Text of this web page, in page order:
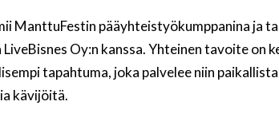
ManttuFestin pääyhteistyökumppanina ja
Oy:n kanssa. Yhteinen tavoite on
tapahtuma, joka palvelee niin
kävijöitä.